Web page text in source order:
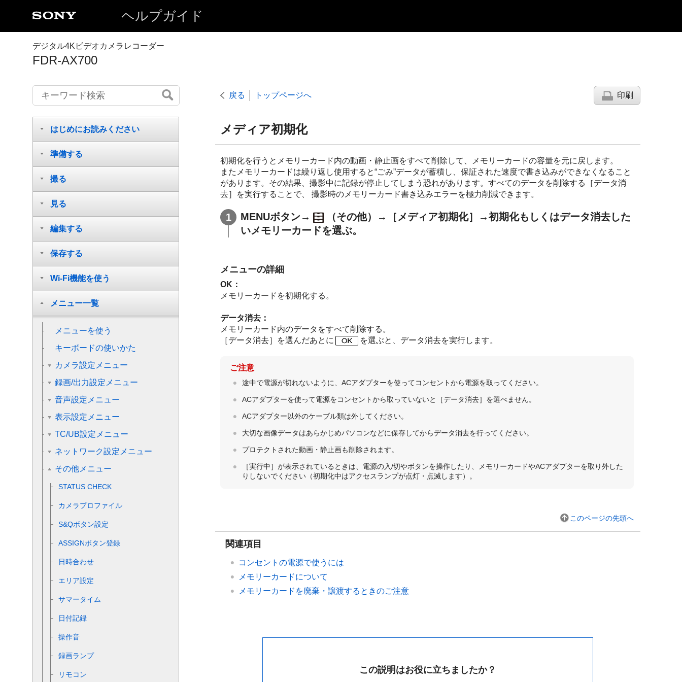
ヘルプガイド
デジタル4Kビデオカメラレコーダー
FDR-AX700
戻る トップページへ 印刷
メディア初期化
初期化を行うとメモリーカード内の動画・静止画をすべて削除して、メモリーカードの容量を元に戻します。
またメモリーカードは繰り返し使用すると“ごみ”データが蓄積し、保証された速度で書き込みができなくなること
があります。その結果、撮影中に記録が停止してしまう恐れがあります。すべてのデータを削除する［データ消
去］を実行することで、 撮影時のメモリーカード書き込みエラーを極力削減できます。
MENUボタン→
（その他）→［メディア初期化］→初期化もしくはデータ消去した
いメモリーカードを選ぶ。
メニューの詳細
OK：
メモリーカードを初期化する。
データ消去：
メモリーカード内のデータをすべて削除する。
［データ消去］を選んだあとに
を選ぶと、データ消去を実行します。
ご注意
途中で電源が切れないように、ACアダプターを使ってコンセントから電源を取ってください。
ACアダプターを使って電源をコンセントから取っていないと［データ消去］を選べません。
ACアダプター以外のケーブル類は外してください。
大切な画像データはあらかじめパソコンなどに保存してからデータ消去を行ってください。
プロテクトされた動画・静止画も削除されます。
［実行中］が表示されているときは、電源の入/切やボタンを操作したり、メモリーカードやACアダプターを取り外した
りしないでください（初期化中はアクセスランプが点灯・点滅します）。
このページの先頭へ
関連項目
コンセントの電源で使うには
メモリーカードについて
メモリーカードを廃棄・譲渡するときのご注意
この説明はお役に立ちましたか？
はじめにお読みください
準備する
撮る
見る
編集する
保存する
Wi-Fi機能を使う
メニュー一覧
メニューを使う
キーボードの使いかた
カメラ設定メニュー
録画/出力設定メニュー
音声設定メニュー
表示設定メニュー
TC/UB設定メニュー
ネットワーク設定メニュー
その他メニュー
STATUS CHECK
カメラプロファイル
S&Qボタン設定
ASSIGNボタン登録
日時合わせ
エリア設定
サマータイム
日付記録
操作音
録画ランプ
リモコン